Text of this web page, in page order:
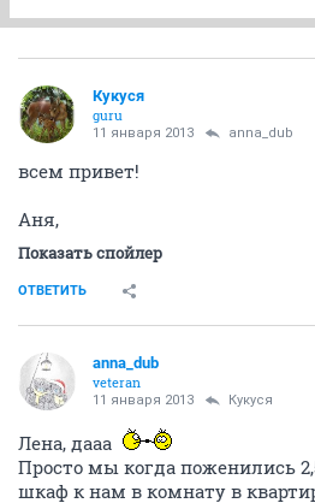
НГС.Форум SHE
Планирование
257894 1000
1 ... 13